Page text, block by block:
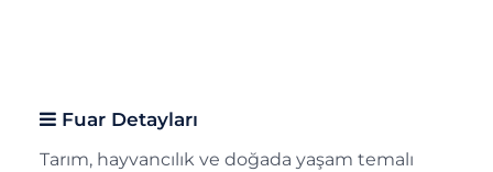
Fuar Detayları
Tarım, hayvancılık ve doğada yaşam temalı